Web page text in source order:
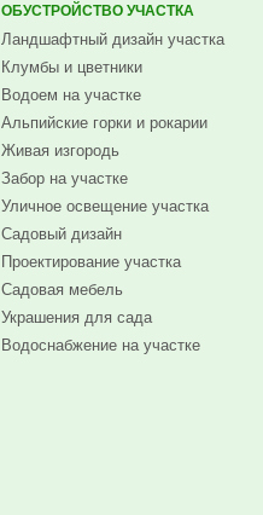
ОБУСТРОЙСТВО УЧАСТКА
Ландшафтный дизайн участка
Клумбы и цветники
Водоем на участке
Альпийские горки и рокарии
Живая изгородь
Забор на участке
Уличное освещение участка
Садовый дизайн
Проектирование участка
Садовая мебель
Украшения для сада
Водоснабжение на участке